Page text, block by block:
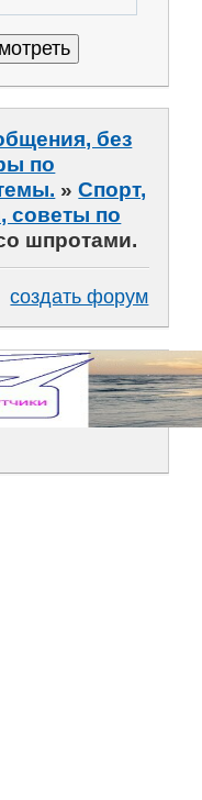
без
по
»Спорт,
советы по
шпротами.
создать форум